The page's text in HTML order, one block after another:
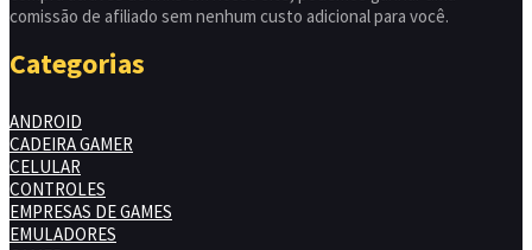
comissão de afiliado sem nenhum custo adicional para você.
Categorias
ANDROID
CADEIRA GAMER
CELULAR
CONTROLES
EMPRESAS DE GAMES
EMULADORES